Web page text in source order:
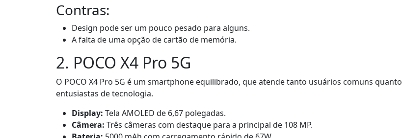
Contras:
Design pode ser um pouco pesado para alguns.
A falta de uma opção de cartão de memória.
2. POCO X4 Pro 5G
O POCO X4 Pro 5G é um smartphone equilibrado, que atende tanto usuários comuns quanto
entusiastas de tecnologia.
Display: Tela AMOLED de 6,67 polegadas.
Câmera: Três câmeras com destaque para a principal de 108 MP.